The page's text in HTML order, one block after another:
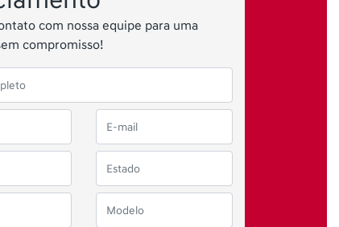
com nossa equipe para uma
compromisso!